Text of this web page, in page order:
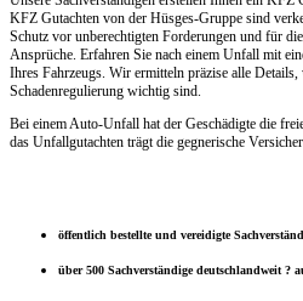
KFZ Gutachten von der Hüsges-Gruppe sind
Schutz vor unberechtigten Forderungen und für
Ansprüche. Erfahren Sie nach einem Unfall mit
Ihres Fahrzeugs. Wir ermitteln präzise alle
Schadenregulierung wichtig sind.
Bei einem Auto-Unfall hat der Geschädigte die
das Unfallgutachten trägt die gegnerische
öffentlich bestellte und vereidigte
über 500 Sachverständige deutschlandweit ?